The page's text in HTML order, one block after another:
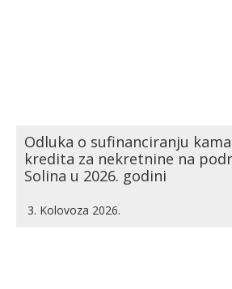
Odluka o sufinanciranju
kredita za nekretnine na
Solina u 2026. godini
3. Kolovoza 2026.